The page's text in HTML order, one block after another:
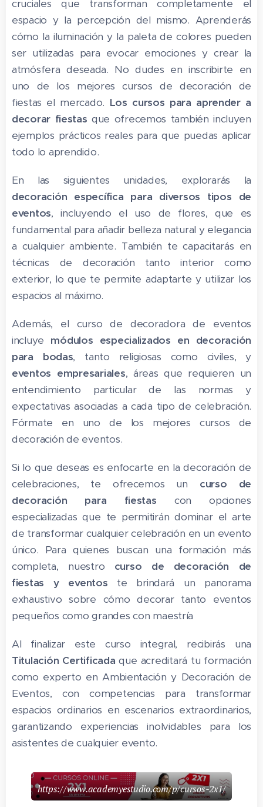
cruciales que transforman completamente el
espacio y la percepción del mismo. Aprenderás
cómo la iluminación y la paleta de colores pueden
ser utilizadas para evocar emociones y crear la
atmósfera deseada. No dudes en inscribirte en
uno de los mejores cursos de decoración de
fiestas el mercado. Los cursos para aprender a
decorar fiestas que ofrecemos también incluyen
ejemplos prácticos reales para que puedas aplicar
todo lo aprendido.
En las siguientes unidades, explorarás la
decoración específica para diversos tipos de
eventos, incluyendo el uso de flores, que es
fundamental para añadir belleza natural y elegancia
a cualquier ambiente. También te capacitarás en
técnicas de decoración tanto interior como
exterior, lo que te permite adaptarte y utilizar los
espacios al máximo.
Además, el curso de decoradora de eventos
incluye módulos especializados en decoración
para bodas, tanto religiosas como civiles, y
eventos empresariales, áreas que requieren un
entendimiento particular de las normas y
expectativas asociadas a cada tipo de celebración.
Fórmate en uno de los mejores cursos de
decoración de eventos.
Si lo que deseas es enfocarte en la decoración de
celebraciones, te ofrecemos un curso de
decoración para fiestas con opciones
especializadas que te permitirán dominar el arte
de transformar cualquier celebración en un evento
único. Para quienes buscan una formación más
completa, nuestro curso de decoración de
fiestas y eventos te brindará un panorama
exhaustivo sobre cómo decorar tanto eventos
pequeños como grandes con maestría
Al finalizar este curso integral, recibirás una
Titulación Certificada que acreditará tu formación
como experto en Ambientación y Decoración de
Eventos, con competencias para transformar
espacios ordinarios en escenarios extraordinarios,
garantizando experiencias inolvidables para los
asistentes de cualquier evento.
https://www.academyestudio.com/p/cursos-2x1/